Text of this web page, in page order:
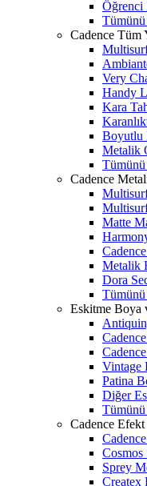
Öğrenci
Cadence Tüm
Very
Handy
Kara
Boyutlu
Metalik
Cadence
Matte
Metalik
Dora
Eskitme Boya
Vintage
Patina
Diğer
Cadence Efekt
Cosmos
Sprey
Createx